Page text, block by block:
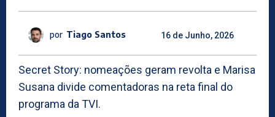
por Tiago Santos 16 de Junho, 2026
Secret Story: nomeações geram revolta e Marisa
Susana divide comentadoras na reta final do
programa da TVI.